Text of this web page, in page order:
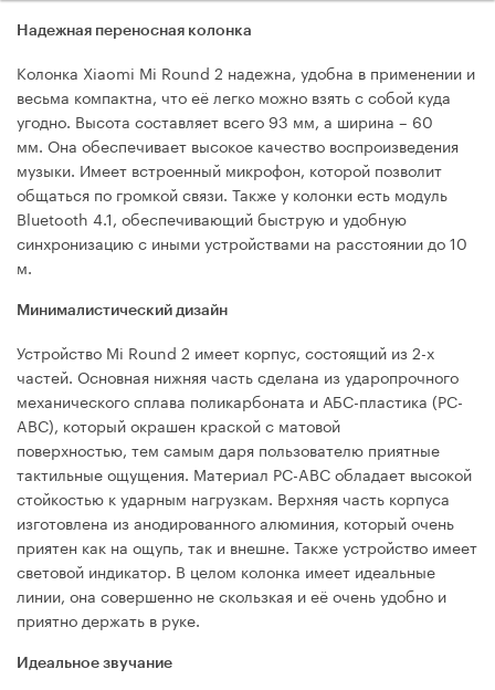
Надежная переносная колонка
Колонка Xiaomi Mi Round 2 надежна, удобна в применении и
весьма компактна, что её легко можно взять с собой куда
угодно. Высота составляет всего 93 мм, а ширина – 60
мм. Она обеспечивает высокое качество воспроизведения
музыки. Имеет встроенный микрофон, которой позволит
общаться по громкой связи. Также у колонки есть модуль
Bluetoоth 4.1, обеспечивающий быструю и удобную
синхронизацию с иными устройствами на расстоянии до 10
м.
Минималистический дизайн
Устройство Mi Round 2 имеет корпус, состоящий из 2-х
частей. Основная нижняя часть сделана из ударопрочного
механического сплава поликарбоната и АБС-пластика (PC-
ABC), который окрашен краской с матовой
поверхностью, тем самым даря пользователю приятные
тактильные ощущения. Материал PC-ABC обладает высокой
стойкостью к ударным нагрузкам. Верхняя часть корпуса
изготовлена из анодированного алюминия, который очень
приятен как на ощупь, так и внешне. Также устройство имеет
световой индикатор. В целом колонка имеет идеальные
линии, она совершенно не скользкая и её очень удобно и
приятно держать в руке.
Идеальное звучание